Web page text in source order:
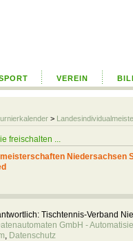
VEREIN
>
freischalten ...
Niedersachsen
Tischtennis-Verband
GmbH -
, Datenschutz